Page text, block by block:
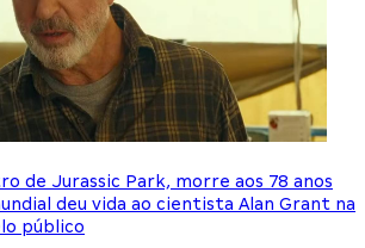
de Jurassic Park, morre aos 78 anos
deu vida ao cientista Alan Grant na
público